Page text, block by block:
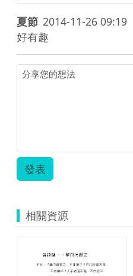
夏節 2014-11-26 09:19
好有趣
發表
相關資源